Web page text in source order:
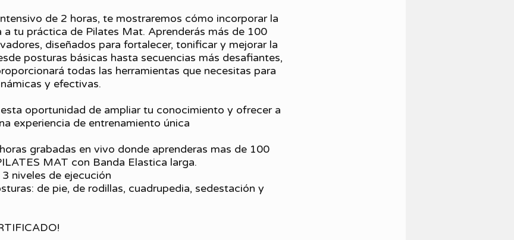
de 2 horas, te mostraremos cómo incorporar la
a tu práctica de Pilates Mat. Aprenderás más de 100
diseñados para fortalecer, tonificar y mejorar la
posturas básicas hasta secuencias más desafiantes,
todas las herramientas que necesitas para
y efectivas.
oportunidad de ampliar tu conocimiento y ofrecer a
experiencia de entrenamiento única
grabadas en vivo donde aprenderas mas de 100
MAT con Banda Elastica larga.
niveles de ejecución
de pie, de rodillas, cuadrupedia, sedestación y